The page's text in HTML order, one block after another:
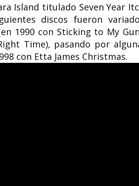
Island titulado Seven Year
discos fueron
1990 con Sticking to My
Time), pasando por
con Etta James Christmas.